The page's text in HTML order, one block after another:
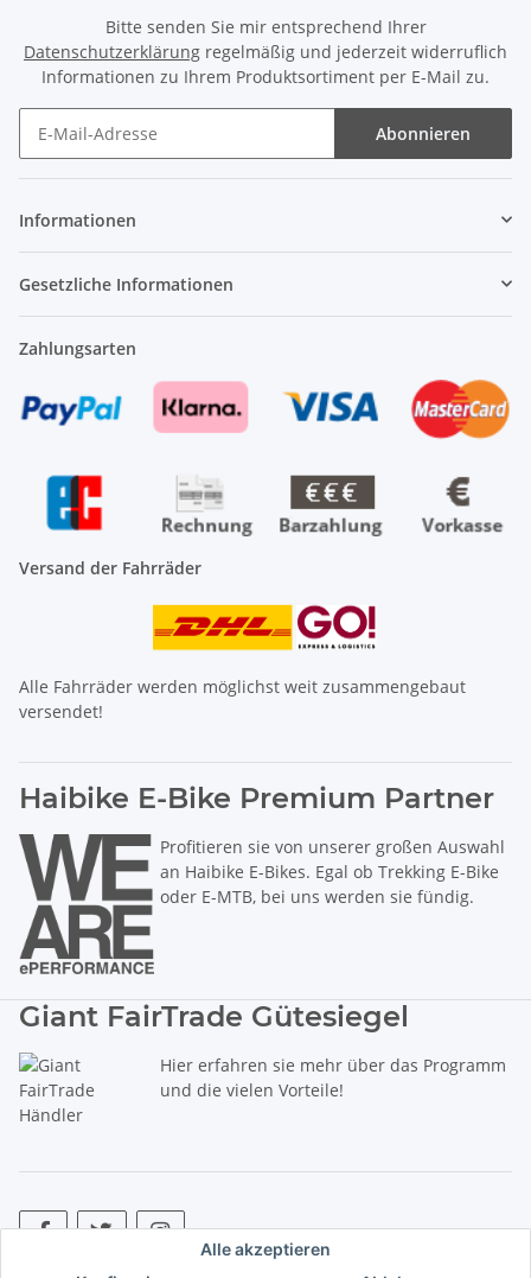
Alle akzeptieren
Bitte senden Sie mir entsprechend Ihrer
Datenschutzerklärung regelmäßig und jederzeit widerruflich
Informationen zu Ihrem Produktsortiment per E-Mail zu.
Abonnieren
Informationen
Gesetzliche Informationen
Zahlungsarten
Versand der Fahrräder
Alle Fahrräder werden möglichst weit zusammengebaut
versendet!
Haibike E-Bike Premium Partner
Profitieren sie von unserer großen Auswahl
an Haibike E-Bikes. Egal ob Trekking E-Bike
oder E-MTB, bei uns werden sie fündig.
Giant FairTrade Gütesiegel
Hier erfahren sie mehr über das Programm
und die vielen Vorteile!